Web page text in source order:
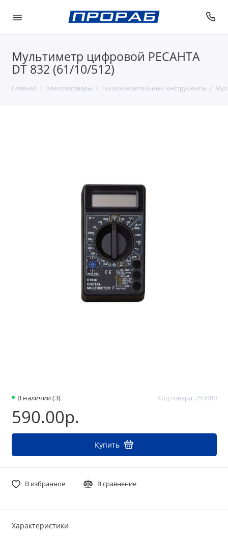
Мультиметр цифровой РЕСАНТА
DT 832 (61/10/512)
Главная Электротовары Токоизмерительные инструменты
В наличии (3) Код товара: 253480
590.00р.
Купить
В избранное В сравнение
Характеристики